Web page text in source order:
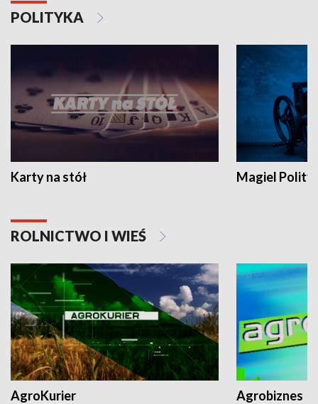
POLITYKA
Karty na stół Magiel
ROLNICTWO I WIEŚ
AgroKurier Agrobiznes